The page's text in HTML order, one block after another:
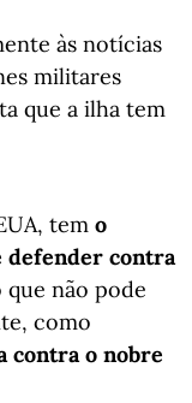
às notícias
militares
que a ilha tem
tem o
defender contra
não pode
como
contra o nobre